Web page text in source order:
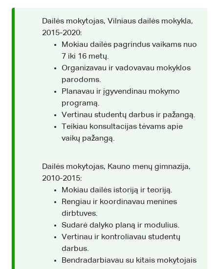
Dailės mokytojas, Vilniaus dailės mokykla,
2015-2020:
Mokiau dailės pagrindus vaikams nuo
7 iki 16 metų.
Organizavau ir vadovavau mokyklos
parodoms.
Planavau ir įgyvendinau mokymo
programą.
Vertinau studentų darbus ir pažangą.
Teikiau konsultacijas tėvams apie
vaikų pažangą.
Dailės mokytojas, Kauno menų gimnazija,
2010-2015:
Mokiau dailės istoriją ir teoriją.
Rengiau ir koordinavau menines
dirbtuves.
Sudarė dalyko planą ir modulius.
Vertinau ir kontroliavau studentų
darbus.
Bendradarbiavau su kitais mokytojais